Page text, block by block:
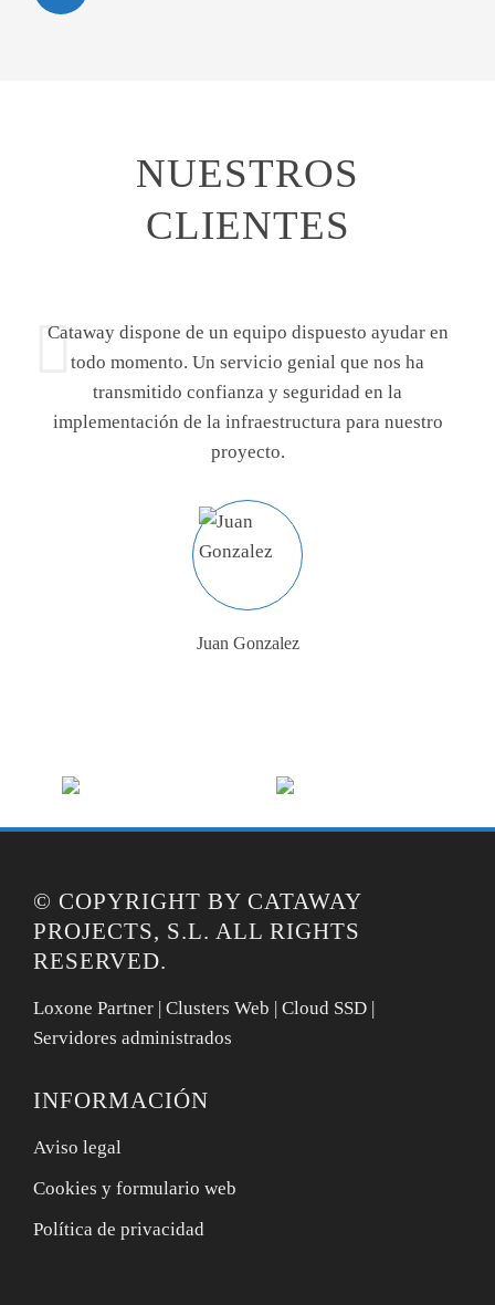
NUESTROS
CLIENTES
Cataway dispone de un equipo dispuesto ayudar en
todo momento. Un servicio genial que nos ha
transmitido confianza y seguridad en la
implementación de la infraestructura para nuestro
proyecto.
Juan Gonzalez
© COPYRIGHT BY CATAWAY
PROJECTS, S.L. ALL RIGHTS
RESERVED.
Loxone Partner | Clusters Web | Cloud SSD |
Servidores administrados
INFORMACIÓN
Aviso legal
Cookies y formulario web
Política de privacidad